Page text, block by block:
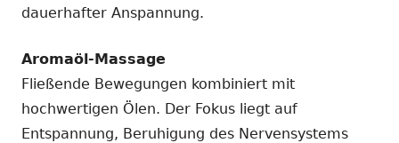
dauerhafter Anspannung.
Aromaöl-Massage
Fließende Bewegungen kombiniert mit
hochwertigen Ölen. Der Fokus liegt auf
Entspannung, Beruhigung des Nervensystems